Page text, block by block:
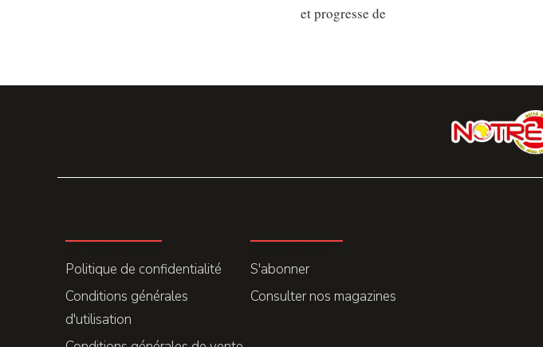
et progresse de
Politique de confidentialité
Conditions générales
d'utilisation
S'abonner
Consulter nos magazines